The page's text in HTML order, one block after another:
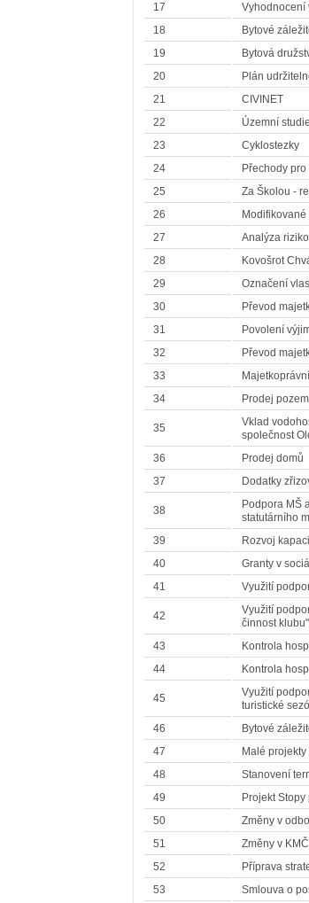
17
Vyhodnocení
18
Bytové
19
Bytová
20
Plán
21
CIVINET
22
Územní
23
Cyklostezky
24
Přechody
25
Za Školou -
26
27
Analýza
28
Kovošrot
29
Označení
30
Převod
31
Povolení
32
Převod
33
34
Prodej
35
Vklad
společnost
36
Prodej domů
37
Dodatky
38
Podpora MŠ
statutárního
39
Rozvoj
40
Granty v
41
Využití
42
Využití
činnost klubu"
43
Kontrola
44
Kontrola
45
Využití
turistické
46
Bytové
47
Malé projekty
48
Stanovení
49
Projekt Stopy
50
Změny v
51
Změny v KMČ
52
Příprava
53
Smlouva o